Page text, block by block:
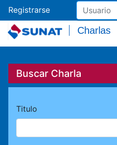
Registrarse
Charlas
Buscar Charla
Titulo